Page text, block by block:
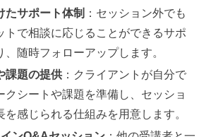
たサポート体制 ：セッション外でも
トで相談に応じることができるサポ
、随時フォローアップします。
課題の提供 ：クライアントが自分で
クシートや課題を準備し、セッショ
を感じられる仕組みを用意します。